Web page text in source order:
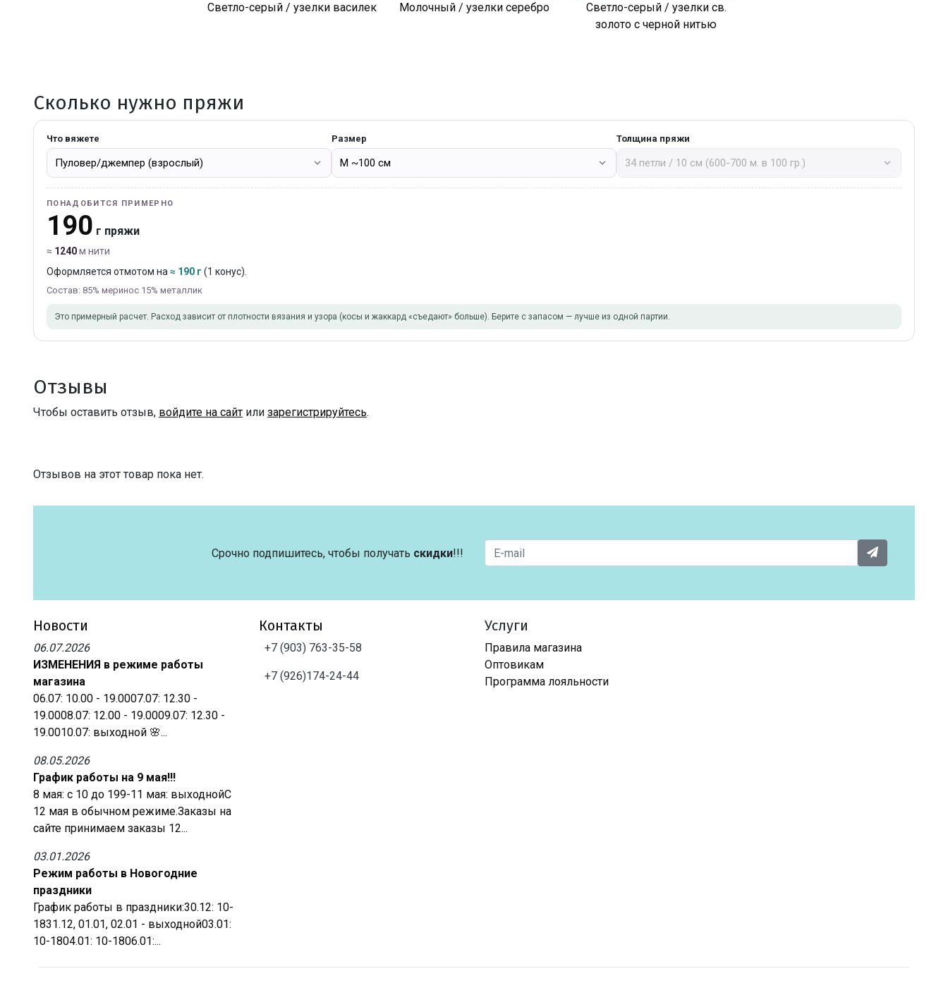
Светло-серый / узелки василек Молочный / узелки серебро
Светло-серый / узелки св.
золото с черной нитью
Сколько нужно пряжи
Что вяжете Размер Толщина пряжи
ПОНАДОБИТСЯ ПРИМЕРНО
190 г пряжи
≈ 1240м нити
Оформляется отмотом на ≈ 190 г (1 конус).
Состав: 85% меринос 15% металлик
Это примерный расчет. Расход зависит от плотности вязания и узора (косы и жаккард «съедают» больше). Берите с запасом — лучше из одной партии.
Отзывы
Чтобы оставить отзыв, войдите на сайт или зарегистрируйтесь.
Отзывов на этот товар пока нет.
Срочно подпишитесь, чтобы получать скидки!!!
Новости
06.07.2026
ИЗМЕНЕНИЯ в режиме работы
магазина
06.07: 10.00 - 19.0007.07: 12.30 -
19.0008.07: 12.00 - 19.0009.07: 12.30 -
19.0010.07: выходной 🌸...
08.05.2026
График работы на 9 мая!!!
8 мая: с 10 до 199-11 мая: выходнойС
12 мая в обычном режиме.Заказы на
сайте принимаем заказы 12...
03.01.2026
Режим работы в Новогодние
праздники
График работы в праздники:30.12: 10-
1831.12, 01.01, 02.01 - выходной03.01:
10-1804.01: 10-1806.01:...
Контакты
+7 (903) 763-35-58
+7 (926)174-24-44
Услуги
Правила магазина
Оптовикам
Программа лояльности